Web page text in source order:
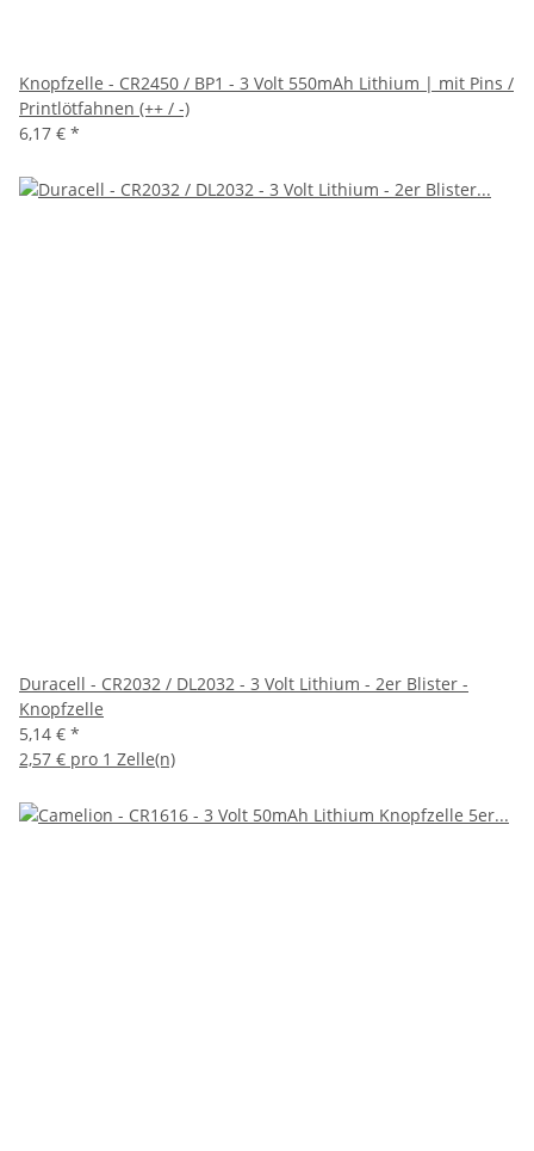
Knopfzelle - CR2450 / BP1 - 3 Volt 550mAh Lithium | mit Pins /
Printlötfahnen (++ / -)
6,17 € *
Duracell - CR2032 / DL2032 - 3 Volt Lithium - 2er Blister -
Knopfzelle
5,14 € *
2,57 € pro 1 Zelle(n)